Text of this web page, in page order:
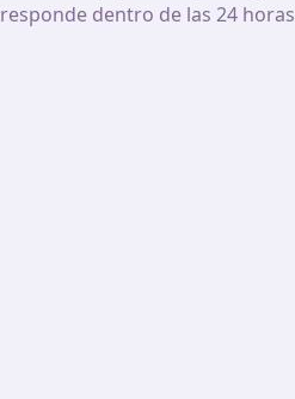
responde dentro de las 24 horas